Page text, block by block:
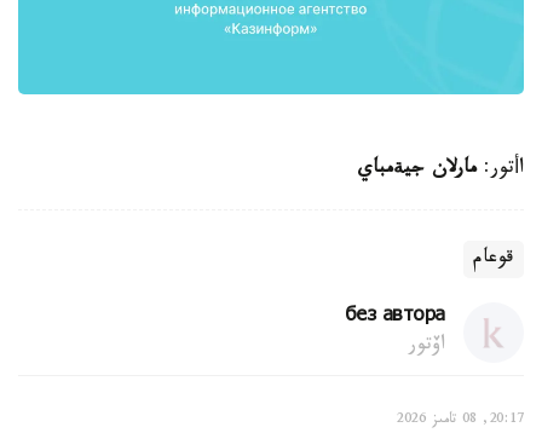
اأتور:مارلان جيةمباي
قوعام
без автора
اۆتور
20:17, 08 تامىز 2026